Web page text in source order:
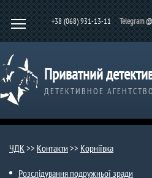
+38 (068) 931-13-11 Telegram
Приватний
ДЕТЕКТИВНОЕ АГЕНТСТВО
ЧДК>> Контакти >> Корніївка
Розслідування подружньої зради